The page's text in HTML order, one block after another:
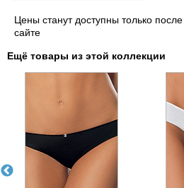
Цены станут доступны только
сайте
Ещё товары из этой коллекции